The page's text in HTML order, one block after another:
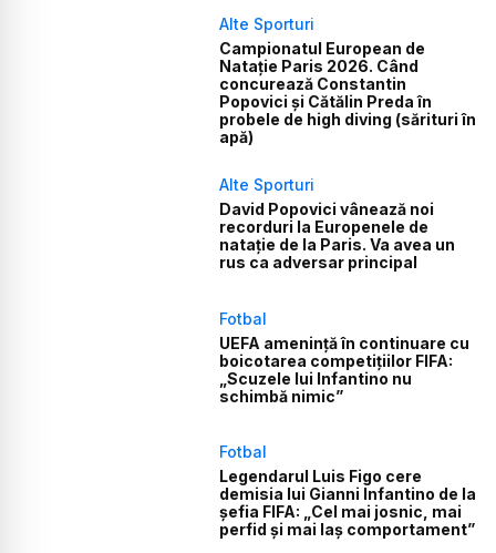
Alte Sporturi
Campionatul European de
Natație Paris 2026. Când
concurează Constantin
Popovici și Cătălin Preda în
probele de high diving (sărituri în
apă)
Alte Sporturi
David Popovici vânează noi
recorduri la Europenele de
natație de la Paris. Va avea un
rus ca adversar principal
Fotbal
UEFA amenință în continuare cu
boicotarea competițiilor FIFA:
„Scuzele lui Infantino nu
schimbă nimic”
Fotbal
Legendarul Luis Figo cere
demisia lui Gianni Infantino de la
șefia FIFA: „Cel mai josnic, mai
perfid și mai laș comportament”